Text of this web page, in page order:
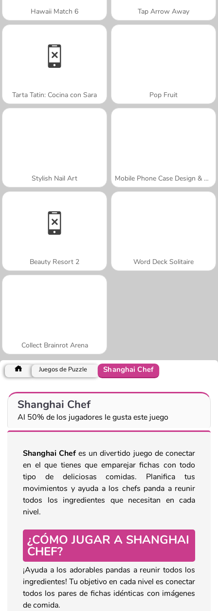
Hawaii Match 6 Tap Arrow Away
Tarta Tatin: Cocina con Sara Pop Fruit
Stylish Nail Art Mobile Phone Case Design & DIY
Beauty Resort 2 Word Deck Solitaire
Collect Brainrot Arena
Juegos de Puzzle Shanghai Chef
Shanghai Chef
Al 50% de los jugadores le gusta este juego
Shanghai Chefes un divertido juego de conectar
en el que tienes que emparejar fichas con todo
tipo de deliciosas comidas. Planifica tus
movimientos y ayuda a los chefs panda a reunir
todos los ingredientes que necesitan en cada
nivel.
¿CÓMO JUGAR A SHANGHAI
CHEF?
¡Ayuda a los adorables pandas a reunir todos los
ingredientes! Tu objetivo en cada nivel es conectar
todos los pares de fichas idénticas con imágenes
de comida.